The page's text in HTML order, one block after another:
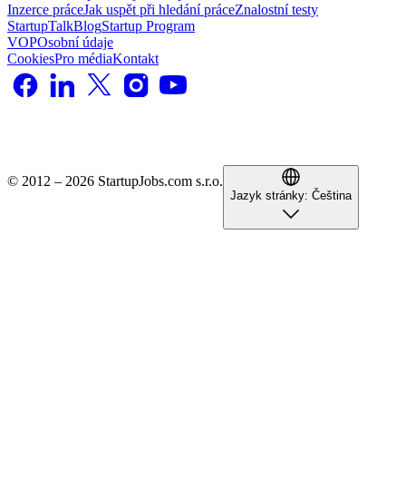
Inzerce práceJak uspět při hledání práceZnalostní testy
StartupTalkBlogStartup Program
VOPOsobní údaje
CookiesPro médiaKontakt
© 2012 – 2026 StartupJobs.com s.r.o.
Jazyk stránky: Čeština